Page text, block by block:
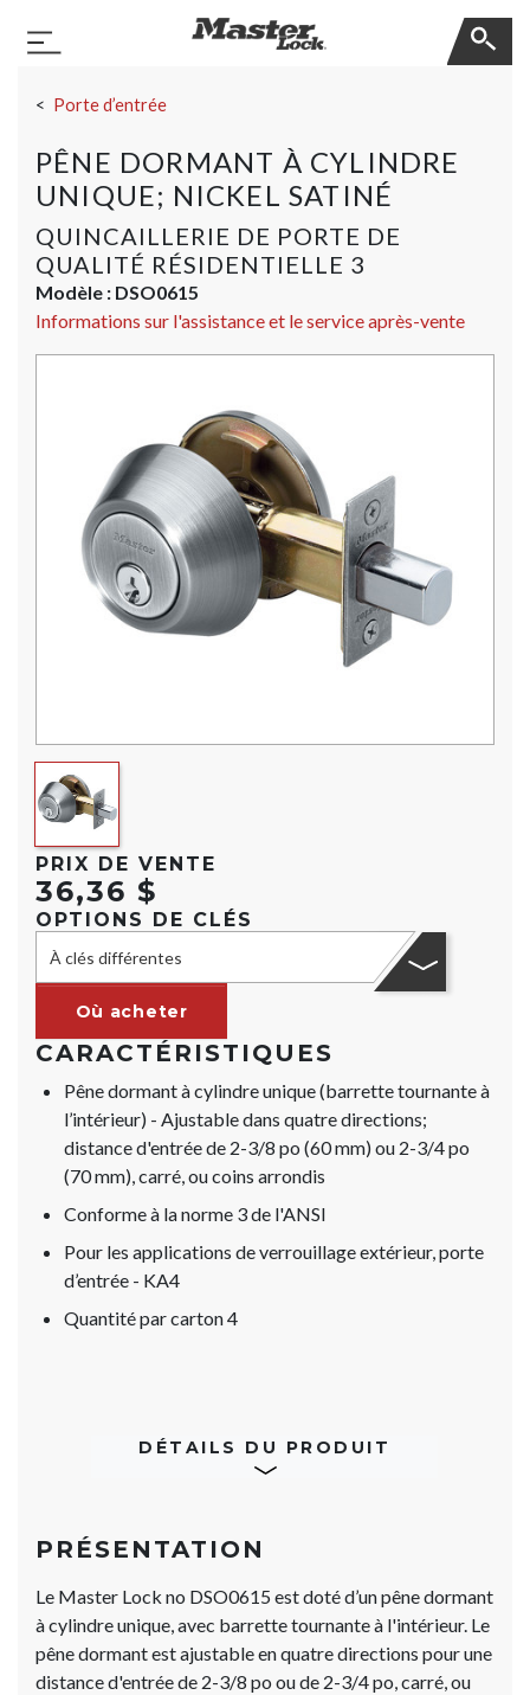
Basculer la navigation
Porte d’entrée
PÊNE DORMANT À CYLINDRE
UNIQUE; NICKEL SATINÉ
QUINCAILLERIE DE PORTE DE
QUALITÉ RÉSIDENTIELLE 3
Modèle : DSO0615
Informations sur l'assistance et le service après-vente
PRIX DE VENTE
36,36 $
OPTIONS DE CLÉS
À clés différentes
Où acheter
CARACTÉRISTIQUES
Pêne dormant à cylindre unique (barrette tournante à
l’intérieur) - Ajustable dans quatre directions;
distance d'entrée de 2-3/8 po (60 mm) ou 2-3/4 po
(70 mm), carré, ou coins arrondis
Conforme à la norme 3 de l'ANSI
Pour les applications de verrouillage extérieur, porte
d’entrée - KA4
Quantité par carton 4
DÉTAILS DU PRODUIT
PRÉSENTATION
Le Master Lock no DSO0615 est doté d’un pêne dormant
à cylindre unique, avec barrette tournante à l'intérieur. Le
pêne dormant est ajustable en quatre directions pour une
distance d'entrée de 2-3/8 po ou de 2-3/4 po, carré, ou